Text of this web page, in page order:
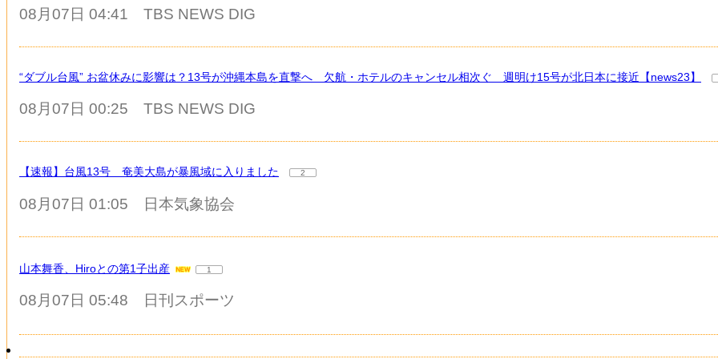
08月07日 04:41 TBS NEWS DIG
“ダブル台風” お盆休みに影響は？13号が沖縄本島を直撃へ 欠航・ホテルのキャンセル相次ぐ 週明け15号が北日本に接近【news23】
08月07日 00:25 TBS NEWS DIG
【速報】台風13号 奄美大島が暴風域に入りました 2
08月07日 01:05 日本気象協会
山本舞香、Hiroとの第1子出産 1
08月07日 05:48 日刊スポーツ